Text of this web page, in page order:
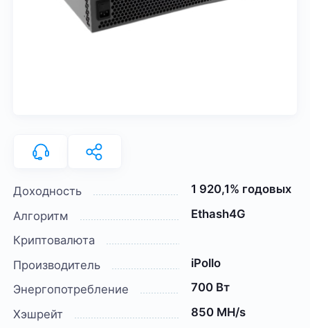
Доходность
1 920,1% годовых
Алгоритм
Ethash4G
Криптовалюта
Производитель
iPollo
Энергопотребление
700 Вт
Хэшрейт
850 MH/s